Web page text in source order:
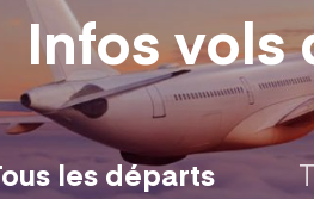
Infos vols
les départs